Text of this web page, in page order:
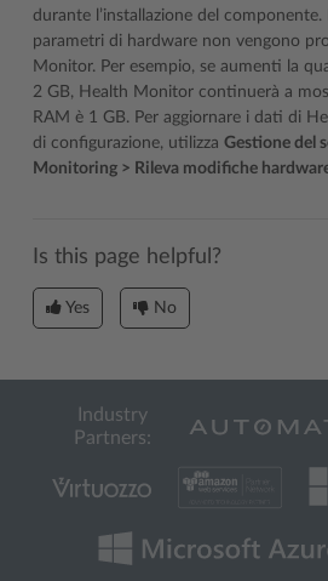
durante l’installazione del
parametri di hardware non vengono
Monitor. Per esempio, se aumenti la
2 GB, Health Monitor continuerà a
RAM è 1 GB. Per aggiornare i dati di
di configurazione, utilizza Gestione del
Monitoring > Rileva modifiche
Is this page helpful?
Yes No
Industry
Partners: